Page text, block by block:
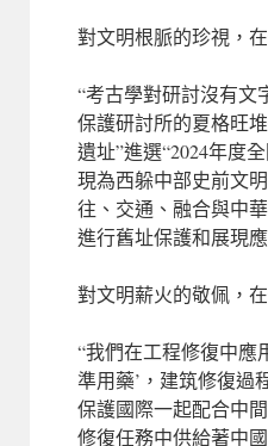
對文明根脈的珍視，
“考古學對研討沒有文
保護研討所的夏格旺
遺址”進選“2024年度
現為西躲中部史前文
往、交通、融合與中
進行舊址保護和展現
對文明薪火的敬佩，
“我們在工程修復中應
準用藥’，建筑修復過
保護國際一起配合中
修復任務中供給著中